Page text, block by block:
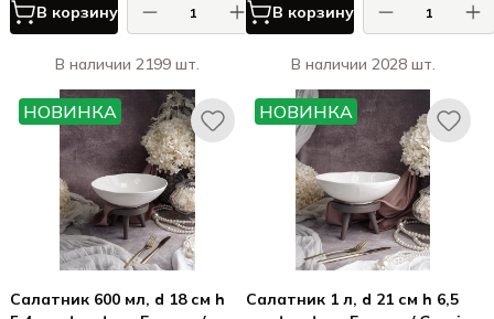
В корзину
В наличии 2199 шт.
В корзину
В наличии 2028 шт.
НОВИНКА
Салатник 600 мл, d 18 см h
НОВИНКА
Салатник 1 л, d 21 см h 6,5